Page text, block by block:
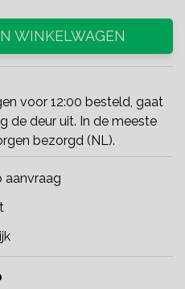
WINKELWAGEN
voor 12:00 besteld, gaat
de deur uit. In de meeste
bezorgd (NL).
aanvraag